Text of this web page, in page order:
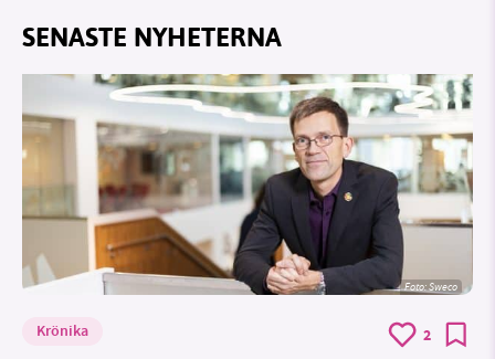
SENASTE NYHETERNA
Foto: Sweco
Krönika 2